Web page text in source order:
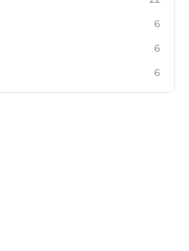
6
6
6